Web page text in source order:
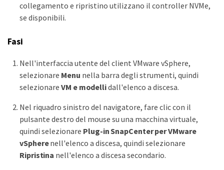
collegamento e ripristino utilizzano il controller NVMe,
se disponibili.
Fasi
Nell'interfaccia utente del client VMware vSphere,
selezionare Menu nella barra degli strumenti, quindi
selezionare VM e modellidall'elenco a discesa.
Nel riquadro sinistro del navigatore, fare clic con il
pulsante destro del mouse su una macchina virtuale,
quindi selezionare Plug-in SnapCenter per VMware
vSpherenell'elenco a discesa, quindi selezionare
Ripristina nell'elenco a discesa secondario.